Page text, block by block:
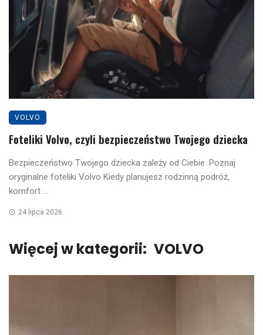
VOLVO
Foteliki Volvo, czyli bezpieczeństwo Twojego dziecka
Bezpieczeństwo Twojego dziecka zależy od Ciebie. Poznaj
oryginalne foteliki Volvo Kiedy planujesz rodzinną podróż,
komfort ...
24 lipca 2026
Więcej w kategorii: VOLVO